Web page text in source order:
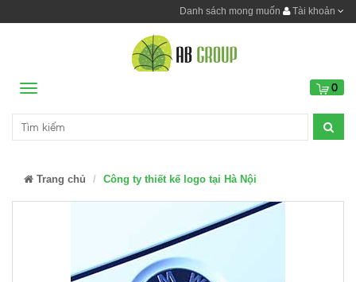
Danh sách mong muốn Tài khoản
Menu 0
Trang chủ Công ty thiết kế logo tại Hà Nội